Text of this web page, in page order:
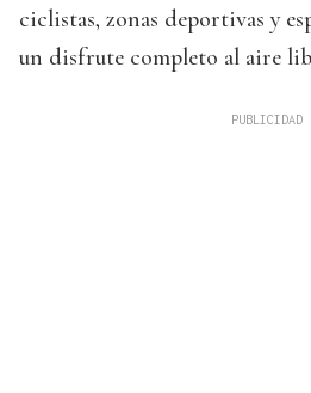
ciclistas, zonas deportivas y
un disfrute completo al aire